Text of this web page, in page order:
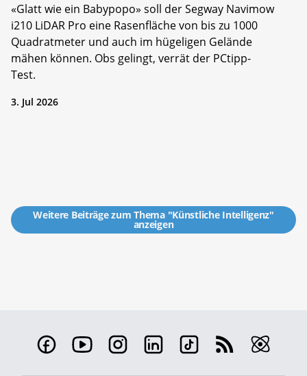
«Glatt wie ein Babypopo» soll der Segway Navimow
i210 LiDAR Pro eine Rasenfläche von bis zu 1000
Quadratmeter und auch im hügeligen Gelände
mähen können. Obs gelingt, verrät der PCtipp-
Test.
3. Jul 2026
Weitere Beiträge zum Thema "Künstliche Intelligenz"
anzeigen